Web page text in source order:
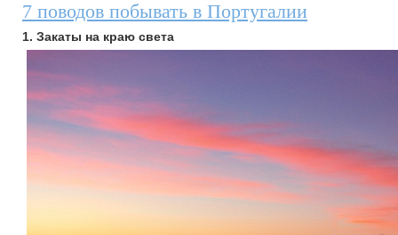
7 поводов побывать в Португалии
1. Закаты на краю света